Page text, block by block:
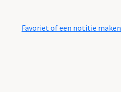
Favoriet of een notitie maken